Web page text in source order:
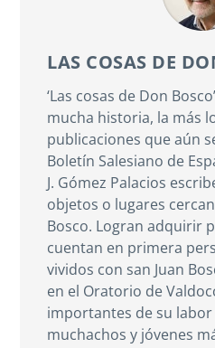
LAS COSAS DE
‘Las cosas de Don
mucha historia, la más
publicaciones que aún
Boletín Salesiano de
J. Gómez Palacios
objetos o lugares
Bosco. Logran adquirir
cuentan en primera
vividos con san Juan
en el Oratorio de
importantes de su
muchachos y jóvenes